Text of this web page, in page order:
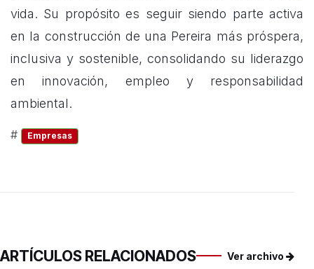
vida. Su propósito es seguir siendo parte activa
en la construcción de una Pereira más próspera,
inclusiva y sostenible, consolidando su liderazgo
en innovación, empleo y responsabilidad
ambiental.
# Empresas
ARTÍCULOS RELACIONADOS Ver archivo